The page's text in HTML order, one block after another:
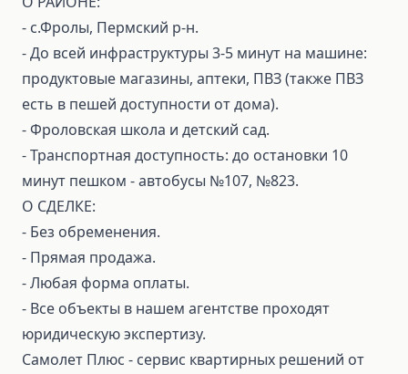
- с.Фролы, Пермский р-н.
- До всей инфраструктуры 3-5 минут на машине:
продуктовые магазины, аптеки, ПВЗ (также ПВЗ
есть в пешей доступности от дома).
- Фроловская школа и детский сад.
- Транспортная доступность: до остановки 10
минут пешком - автобусы №107, №823.
О СДЕЛКЕ:
⁃ Без обременения.
⁃ Прямая продажа.
⁃ Любая форма оплаты.
⁃ Все объекты в нашем агентстве проходят
юридическую экспертизу.
Самолет Плюс - сервис квартирных решений от